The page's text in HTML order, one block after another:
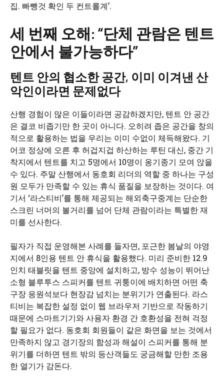
집. 빠뺑것 확인 두 컨트롤계’.
세 번째 오해: “단체 관람은 텐트
안에서 불가능하다”
텐트 안의 협소한 공간, 이미 이겨낸 산
악인이라면 문제없다
산행 경험이 많은 이들이라면 공감하겠지만, 텐트 안 공간
은 결코 비좁기만 한 곳이 아니다. 오히려 좁은 공간을 창의
적으로 활용하는 법을 우리는 이미 수없이 체득해왔다. 기
어코 정상에 오른 후 허겁지겁 하산하는 루틴 대신, 중간 기
착지에서 텐트를 치고 5명에서 10명이 옹기종기 모여 앉을
수 있다. 주말 산행에서 동호회 리더의 역할 중 하나는 구성
원 모두가 만족할 수 있는 휴식 품질을 보장하는 것이다. 여
기서 ‘라스티비’를 통해 제공되는 해외축구중계는 단순한
스크린 너머의 볼거리를 넘어 단체 관람이라는 특별한 재
미를 선사한다.
필자가 직접 운영해본 사례를 들자면, 포근한 봄날의 야영
지에서 8인용 텐트 안 휴식을 활용했다. 미리 준비한 12.9
인치 태블릿을 텐트 중앙에 설치하고, 방수 성능이 뛰어난
소형 블루투스 스피커를 텐트 귀퉁이에 배치하면 어떤 축
구장 응원석보다 현장감 넘치는 분위기가 연출된다. 라스
티비는 복잡한 설정 없이 웹 브라우저 기반으로 작동하기
때문에 스마트기기와 사용자 환경 간 호환성을 전혀 걱정
할 필요가 없다. 동호회 회원들이 같은 화면을 보는 것에서
만족하지 않고 경기장의 함성과 해설이 스피커를 통해 분
위기를 더하면 텐트 밖의 등산객들도 궁금해할 만한 조용
한 열기가 감돈다.